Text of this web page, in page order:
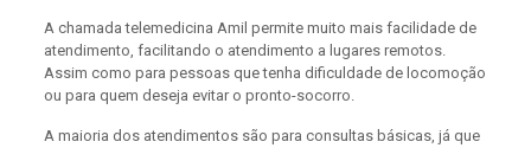
A chamada telemedicina Amil permite muito mais facilidade de
atendimento, facilitando o atendimento a lugares remotos.
Assim como para pessoas que tenha dificuldade de locomoção
ou para quem deseja evitar o pronto-socorro.
A maioria dos atendimentos são para consultas básicas, já que